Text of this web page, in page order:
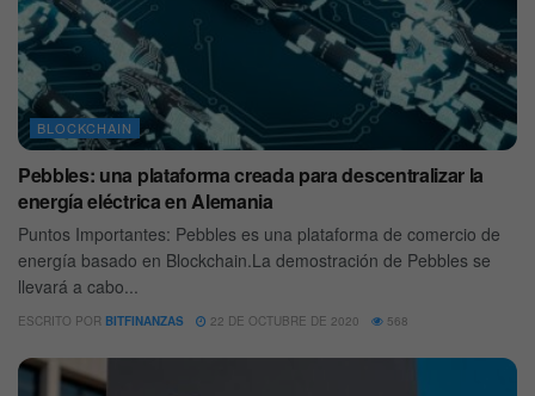
BLOCKCHAIN
Pebbles: una plataforma creada para descentralizar la
energía eléctrica en Alemania
Puntos Importantes: Pebbles es una plataforma de comercio de
energía basado en Blockchain.La demostración de Pebbles se
llevará a cabo...
ESCRITO POR BITFINANZAS 22 DE OCTUBRE DE 2020 568